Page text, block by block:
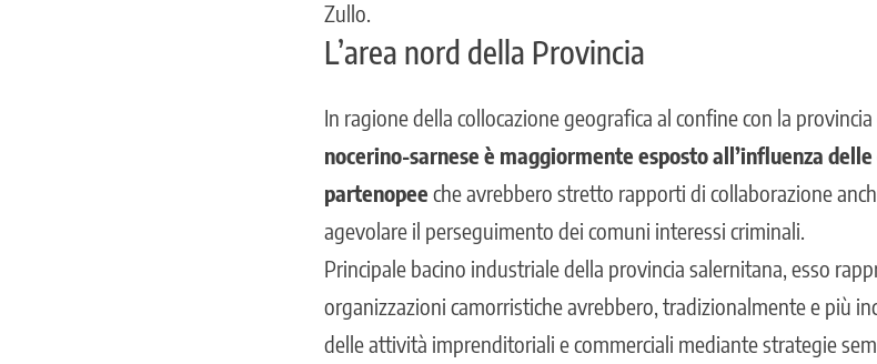
Zullo.
L’area nord della Provincia
In ragione della collocazione geografica al confine con la
nocerino-sarnese è maggiormente esposto all’influenza
partenopee che avrebbero stretto rapporti di collaborazione
agevolare il perseguimento dei comuni interessi criminali.
Principale bacino industriale della provincia salernitana, esso
organizzazioni camorristiche avrebbero, tradizionalmente e più
delle attività imprenditoriali e commerciali mediante strategie